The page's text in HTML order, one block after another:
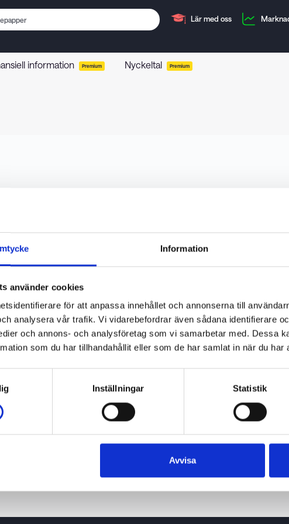
Information
använder cookies
för att anpassa innehållet och annonserna till
analysera vår trafik. Vi vidarebefordrar även sådana identifierare
och annons- och analysföretag som vi samarbetar med. Dessa
som du har tillhandahållit eller som de har samlat in när du har
Inställningar Statistik
Avvisa
Lär med oss
information Premium Nyckeltal Premium